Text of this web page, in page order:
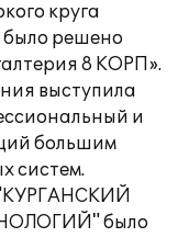
круга
было решено
8 КОРП».
выступила
и
большим
систем.
было